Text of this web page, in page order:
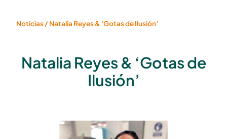
Noticias/Natalia Reyes & ‘Gotas de Ilusión’
Natalia Reyes & ‘Gotas de
Ilusión’